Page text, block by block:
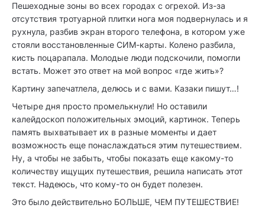
Пешеходные зоны во всех городах с огрехой. Из-за
отсутствия тротуарной плитки нога моя подвернулась и я
рухнула, разбив экран второго телефона, в котором уже
стояли восстановленные СИМ-карты. Колено разбила,
кисть поцарапала. Молодые люди подскочили, помогли
встать. Может это ответ на мой вопрос «где жить»?
Картину запечатлела, делюсь и с вами. Казаки пишут…!
Четыре дня просто промелькнули! Но оставили
калейдоскоп положительных эмоций, картинок. Теперь
память выхватывает их в разные моменты и дает
возможность еще понаслаждаться этим путешествием.
Ну, а чтобы не забыть, чтобы показать еще какому-то
количеству ищущих путешествия, решила написать этот
текст. Надеюсь, что кому-то он будет полезен.
Это было действительно БОЛЬШЕ, ЧЕМ ПУТЕШЕСТВИЕ!